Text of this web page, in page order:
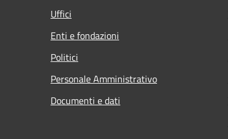
Uffici
Enti e fondazioni
Politici
Personale Amministrativo
Documenti e dati